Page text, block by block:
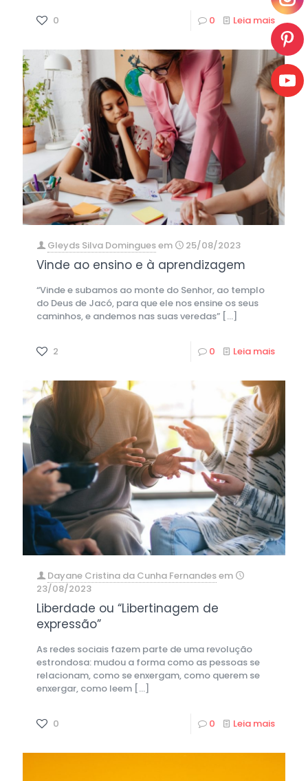
0 0 Leia mais
Gleyds Silva Dominguesem 25/08/2023
Vinde ao ensino e à aprendizagem
“Vinde e subamos ao monte do Senhor, ao templo
do Deus de Jacó, para que ele nos ensine os seus
caminhos, e andemos nas suas veredas” […]
2 0 Leia mais
Dayane Cristina da Cunha Fernandesem
23/08/2023
Liberdade ou “Libertinagem de
expressão”
As redes sociais fazem parte de uma revolução
estrondosa: mudou a forma como as pessoas se
relacionam, como se enxergam, como querem se
enxergar, como leem […]
0 0 Leia mais